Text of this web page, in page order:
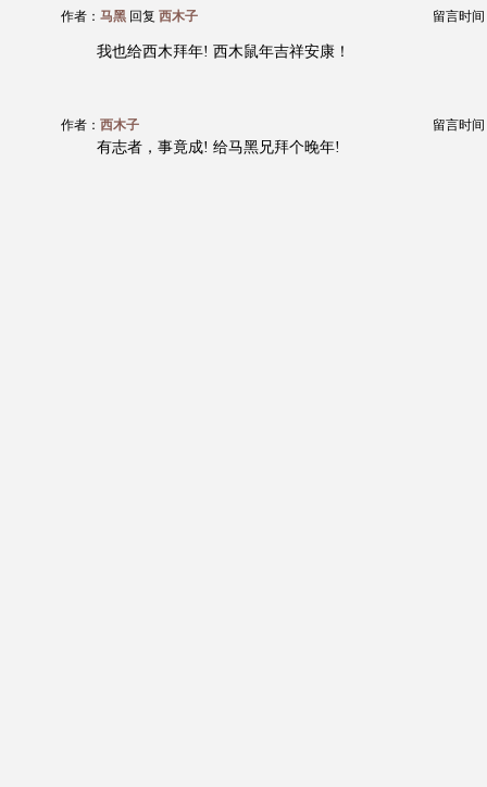
作者： 马黑 回复 西木子 留言时间
我也给西木拜年! 西木鼠年吉祥安康！
作者： 西木子 留言时间
有志者，事竟成! 给马黑兄拜个晚年!